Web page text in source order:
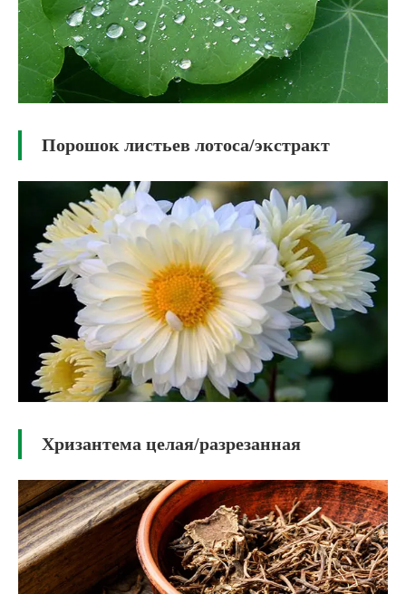
Порошок листьев лотоса/экстракт
Хризантема целая/разрезанная